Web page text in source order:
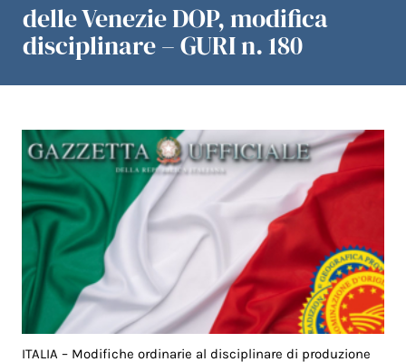
delle Venezie DOP, modifica
disciplinare – GURI n. 180
ITALIA – Modifiche ordinarie al disciplinare di produzione